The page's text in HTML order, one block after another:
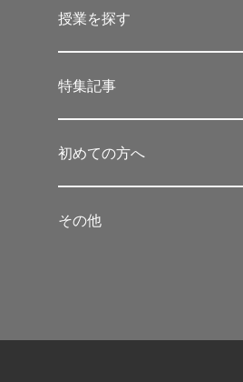
授業を探す
特集記事
初めての方へ
その他